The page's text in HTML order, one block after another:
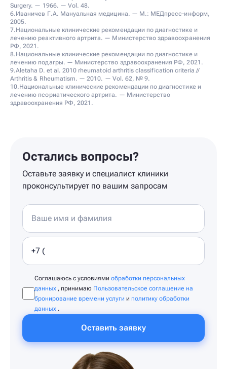
Surgery. — 1966. — Vol. 48.
6.Иваничев Г.А. Мануальная медицина. — М.: МЕДпресс-информ,
2005.
7.Национальные клинические рекомендации по диагностике и
лечению реактивного артрита. — Министерство здравоохранения
РФ, 2021.
8.Национальные клинические рекомендации по диагностике и
лечению подагры. — Министерство здравоохранения РФ, 2021.
9.Aletaha D. et al. 2010 rheumatoid arthritis classification criteria //
Arthritis & Rheumatism. — 2010. — Vol. 62, № 9.
10.Национальные клинические рекомендации по диагностике и
лечению псориатического артрита. — Министерство
здравоохранения РФ, 2021.
Остались вопросы?
Оставьте заявку и специалист клиники
проконсультирует по вашим запросам
Соглашаюсь с условиями обработки персональных
данных , принимаю Пользовательское соглашение на
бронирование времени услуги и политику обработки
данных .
Оставить заявку